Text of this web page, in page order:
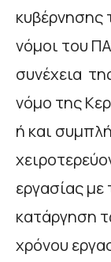
κυβέρνησης
νόμοι του
συνέχεια
νόμο της
ή και
εργασίας
κατάργηση
χρόνου